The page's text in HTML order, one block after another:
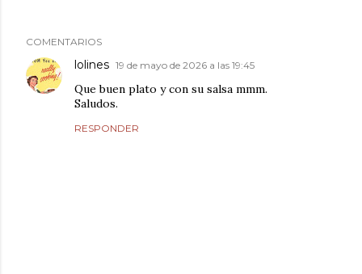
COMENTARIOS
lolines 19 de mayo de 2026 a las 19:45
Que buen plato y con su salsa mmm.
Saludos.
RESPONDER